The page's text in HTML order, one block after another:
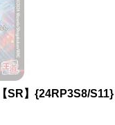
SR】{24RP3S8/